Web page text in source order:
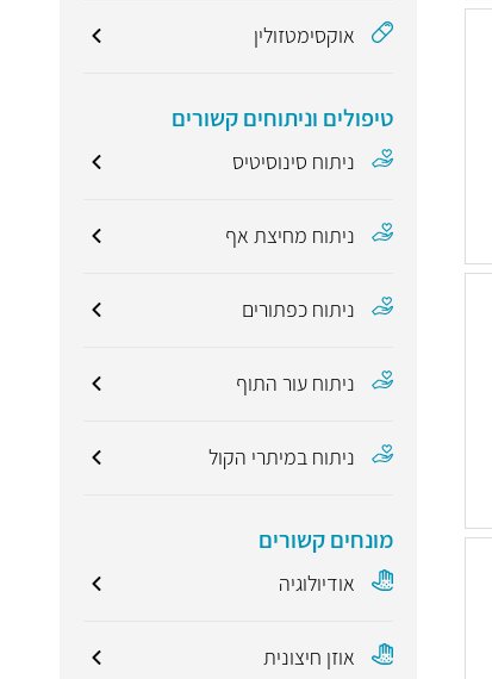
אוקסימטזולין
טיפולים וניתוחים קשורים
ניתוח סינוסיטיס
ניתוח מחיצת אף
ניתוח כפתורים
ניתוח עור התוף
ניתוח במיתרי הקול
מונחים קשורים
אודיולוגיה
אוזן חיצונית